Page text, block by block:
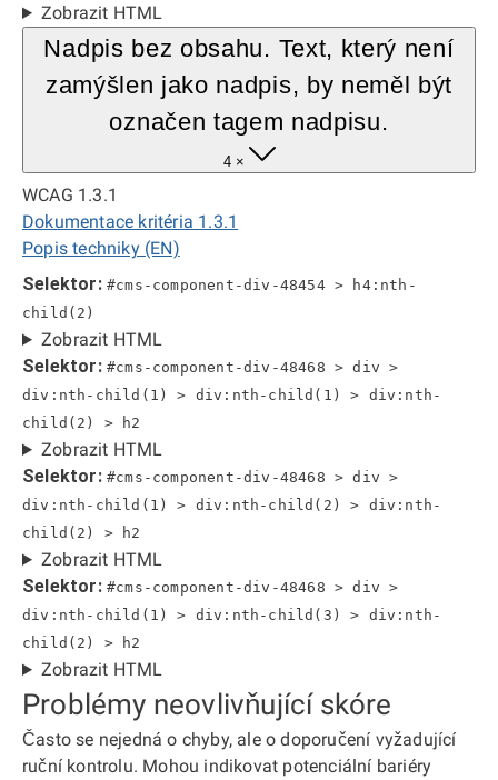
Zobrazit HTML
Nadpis bez obsahu. Text, který není
zamýšlen jako nadpis, by neměl být
označen tagem nadpisu.
4 ×
WCAG 1.3.1
Dokumentace kritéria 1.3.1
Popis techniky (EN)
Selektor: #cms-component-div-48454 > h4:nth-
child(2)
Zobrazit HTML
Selektor: #cms-component-div-48468 > div >
div:nth-child(1) > div:nth-child(1) > div:nth-
child(2) > h2
Zobrazit HTML
Selektor: #cms-component-div-48468 > div >
div:nth-child(1) > div:nth-child(2) > div:nth-
child(2) > h2
Zobrazit HTML
Selektor: #cms-component-div-48468 > div >
div:nth-child(1) > div:nth-child(3) > div:nth-
child(2) > h2
Zobrazit HTML
Problémy neovlivňující skóre
Často se nejedná o chyby, ale o doporučení vyžadující
ruční kontrolu. Mohou indikovat potenciální bariéry